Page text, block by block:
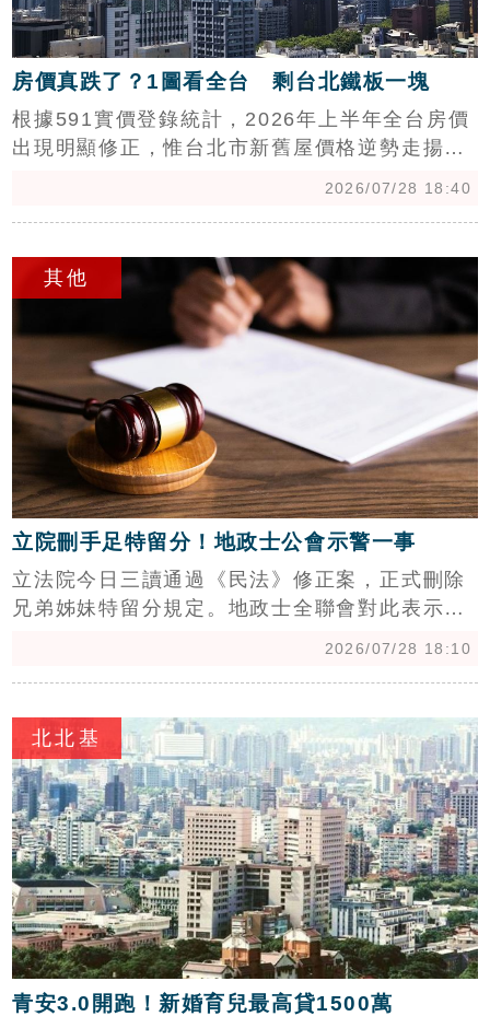
房價真跌了？1圖看全台 剩台北鐵板一塊
根據591實價登錄統計，2026年上半年全台房價
出現明顯修正，惟台北市新舊屋價格逆勢走揚，
及都更紅利支撐，房價居高不下；反觀桃竹以南
地區，蛋白區因投資客退場與交屋潮壓力出現顯
著回檔。展望下半年，房市核心區買盤穩健，市
場焦點將轉向「青安3.0」政策利多，能否有效帶
動中南部房市突破盤整，成為後續觀察關鍵指
標。
2026/07/28 18:40
其他
立院刪手足特留分！地政士公會示警一事
立法院今日三讀通過《民法》修正案，正式刪除
兄弟姊妹特留分規定。地政士全聯會對此表示肯
持不變。修法後，遺囑的功能性與重要性顯著提
升，特別是無子女家庭或有特定傳承規劃者，應
及早進行資產配置。地政士公會呼籲主管機關加
強宣導並提供實務指引，全聯會亦將持續提升專
業服務，協助民眾進行完善的遺囑規劃與財產傳
承，以降低繼承紛爭，保障民眾財產權益。
2026/07/28 18:10
北北基
青安3.0開跑！新婚育兒最高貸1500萬